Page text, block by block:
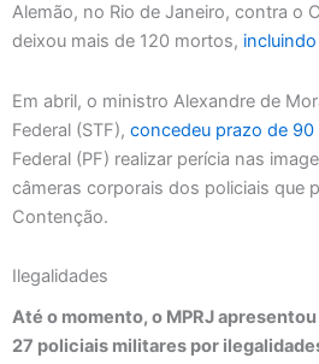
Alemão, no Rio de Janeiro, contra o
deixou mais de 120 mortos,
Em abril, o ministro Alexandre de
Federal (STF), concedeu prazo de 90
Federal (PF) realizar perícia nas
câmeras corporais dos policiais que
Contenção.
Ilegalidades
Até o momento, o MPRJ
27 policiais militares por